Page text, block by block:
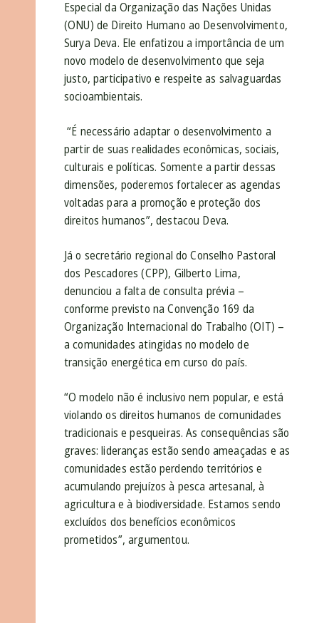
Especial da Organização das Nações Unidas
(ONU) de Direito Humano ao Desenvolvimento,
Surya Deva. Ele enfatizou a importância de um
novo modelo de desenvolvimento que seja
justo, participativo e respeite as salvaguardas
socioambientais.
“É necessário adaptar o desenvolvimento a
partir de suas realidades econômicas, sociais,
culturais e políticas. Somente a partir dessas
dimensões, poderemos fortalecer as agendas
voltadas para a promoção e proteção dos
direitos humanos”, destacou Deva.
Já o secretário regional do Conselho Pastoral
dos Pescadores (CPP), Gilberto Lima,
denunciou a falta de consulta prévia –
conforme previsto na Convenção 169 da
Organização Internacional do Trabalho (OIT) –
a comunidades atingidas no modelo de
transição energética em curso do país.
“O modelo não é inclusivo nem popular, e está
violando os direitos humanos de comunidades
tradicionais e pesqueiras. As consequências são
graves: lideranças estão sendo ameaçadas e as
comunidades estão perdendo territórios e
acumulando prejuízos à pesca artesanal, à
agricultura e à biodiversidade. Estamos sendo
excluídos dos benefícios econômicos
prometidos”, argumentou.